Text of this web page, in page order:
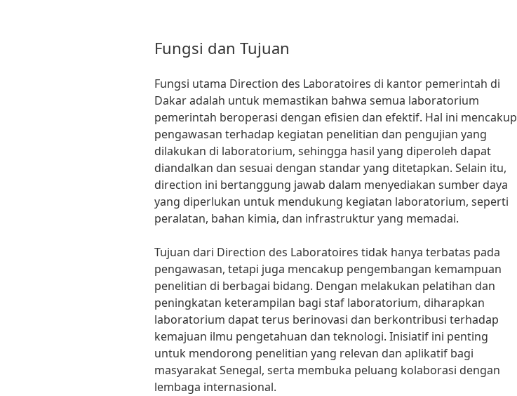
Fungsi dan Tujuan
Fungsi utama Direction des Laboratoires di kantor pemerintah di
Dakar adalah untuk memastikan bahwa semua laboratorium
pemerintah beroperasi dengan efisien dan efektif. Hal ini mencakup
pengawasan terhadap kegiatan penelitian dan pengujian yang
dilakukan di laboratorium, sehingga hasil yang diperoleh dapat
diandalkan dan sesuai dengan standar yang ditetapkan. Selain itu,
direction ini bertanggung jawab dalam menyediakan sumber daya
yang diperlukan untuk mendukung kegiatan laboratorium, seperti
peralatan, bahan kimia, dan infrastruktur yang memadai.
Tujuan dari Direction des Laboratoires tidak hanya terbatas pada
pengawasan, tetapi juga mencakup pengembangan kemampuan
penelitian di berbagai bidang. Dengan melakukan pelatihan dan
peningkatan keterampilan bagi staf laboratorium, diharapkan
laboratorium dapat terus berinovasi dan berkontribusi terhadap
kemajuan ilmu pengetahuan dan teknologi. Inisiatif ini penting
untuk mendorong penelitian yang relevan dan aplikatif bagi
masyarakat Senegal, serta membuka peluang kolaborasi dengan
lembaga internasional.